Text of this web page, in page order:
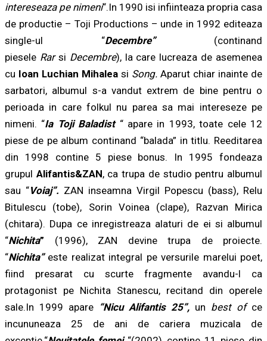
intereseaza pe nimeni“.In 1990 isi infiinteaza propria casa
de productie – Toji Productions – unde in 1992 editeaza
single-ul “Decembre”(continand
piesele Rarsi Decembre), la care lucreaza de asemenea
cu Ioan Luchian Mihalea si Song. Aparut chiar inainte de
sarbatori, albumul s-a vandut extrem de bine pentru o
perioada in care folkul nu parea sa mai intereseze pe
nimeni. “Ia Toji Baladist“ apare in 1993, toate cele 12
piese de pe album continand “balada” in titlu. Reeditarea
din 1998 contine 5 piese bonus. In 1995 fondeaza
grupul Alifantis&ZAN, ca trupa de studio pentru albumul
sau “Voiaj”. ZAN inseamna Virgil Popescu (bass), Relu
Bitulescu (tobe), Sorin Voinea (clape), Razvan Mirica
(chitara). Dupa ce inregistreaza alaturi de ei si albumul
“Nichita” (1996), ZAN devine trupa de proiecte.
“Nichita” este realizat integral pe versurile marelui poet,
fiind presarat cu scurte fragmente avandu-l ca
protagonist pe Nichita Stanescu, recitand din operele
sale.In 1999 apare “Nicu Alifantis 25”, un best of ce
incununeaza 25 de ani de cariera muzicala de